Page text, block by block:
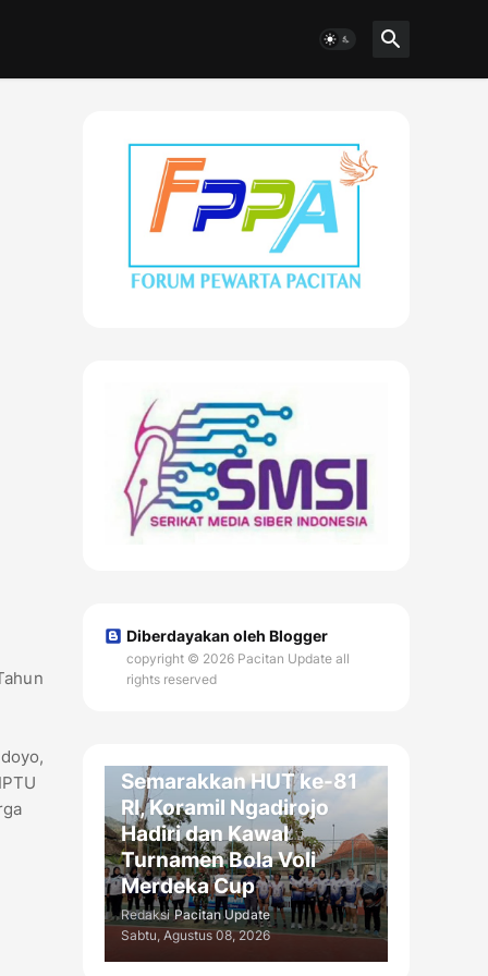
Diberdayakan oleh Blogger
copyright © 2026 Pacitan Update all
rights reserved
Semarakkan HUT ke-81
RI, Koramil Ngadirojo
Hadiri dan Kawal
Turnamen Bola Voli
Merdeka Cup
Redaksi Pacitan Update
Sabtu, Agustus 08, 2026